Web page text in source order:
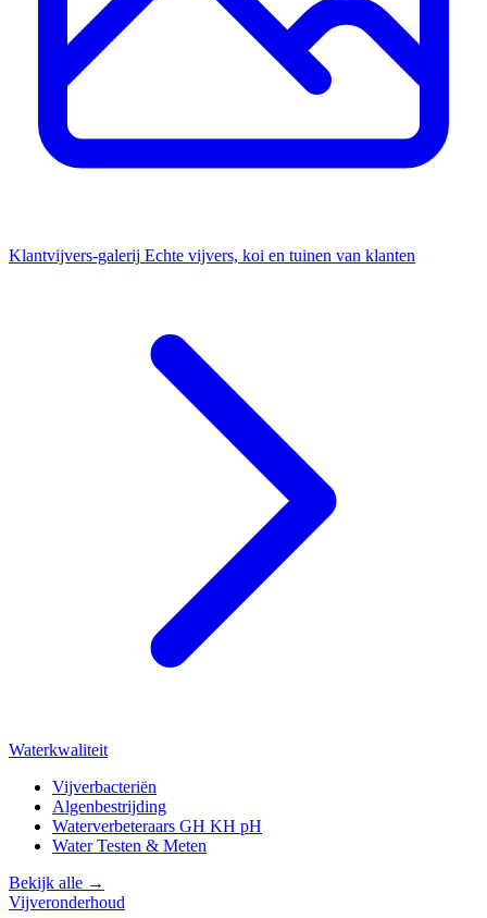
Klantvijvers-galerij Echte vijvers, koi en tuinen van klanten
Waterkwaliteit
Vijverbacteriën
Algenbestrijding
Waterverbeteraars GH KH pH
Water Testen & Meten
Bekijk alle →
Vijveronderhoud